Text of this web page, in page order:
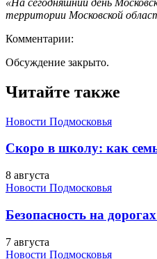
территории Московской
Комментарии:
Обсуждение закрыто.
Читайте также
Новости Подмосковья
Скоро в школу: как
8 августа
Новости Подмосковья
Безопасность на
7 августа
Новости Подмосковья